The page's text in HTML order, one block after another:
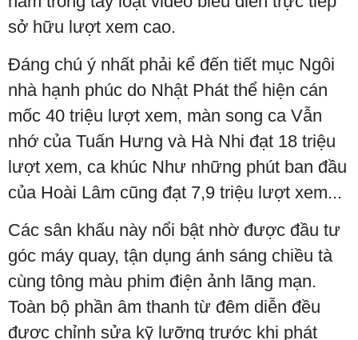
sở hữu lượt xem cao.
Đáng chú ý nhất phải kể đến tiết mục Ngôi
nhà hạnh phúc do Nhật Phát thể hiện cán
mốc 40 triệu lượt xem, màn song ca Vẫn
nhớ của Tuấn Hưng và Hà Nhi đạt 18 triệu
lượt xem, ca khúc Như những phút ban đầu
của Hoài Lâm cũng đạt 7,9 triệu lượt xem...
Các sân khấu này nổi bật nhờ được đầu tư
góc máy quay, tận dụng ánh sáng chiều tà
cùng tông màu phim điện ảnh lãng mạn.
Toàn bộ phần âm thanh từ đêm diễn đều
được chỉnh sửa kỹ lưỡng trước khi phát